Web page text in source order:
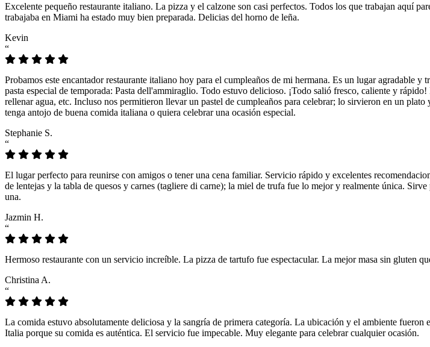
Excelente pequeño restaurante italiano. La pizza y el calzone son casi perfectos. Todos los que trabajan aquí
trabajaba en Miami ha estado muy bien preparada. Delicias del horno de leña.
Kevin
“
Probamos este encantador restaurante italiano hoy para el cumpleaños de mi hermana. Es un lugar agradable
pasta especial de temporada: Pasta dell'ammiraglio. Todo estuvo delicioso. ¡Todo salió fresco, caliente y
rellenar agua, etc. Incluso nos permitieron llevar un pastel de cumpleaños para celebrar; lo sirvieron en un
tenga antojo de buena comida italiana o quiera celebrar una ocasión especial.
Stephanie S.
“
El lugar perfecto para reunirse con amigos o tener una cena familiar. Servicio rápido y excelentes
de lentejas y la tabla de quesos y carnes (tagliere di carne); la miel de trufa fue lo mejor y realmente única.
una.
Jazmin H.
“
Hermoso restaurante con un servicio increíble. La pizza de tartufo fue espectacular. La mejor masa sin gluten
Christina A.
“
La comida estuvo absolutamente deliciosa y la sangría de primera categoría. La ubicación y el ambiente
Italia porque su comida es auténtica. El servicio fue impecable. Muy elegante para celebrar cualquier ocasión.